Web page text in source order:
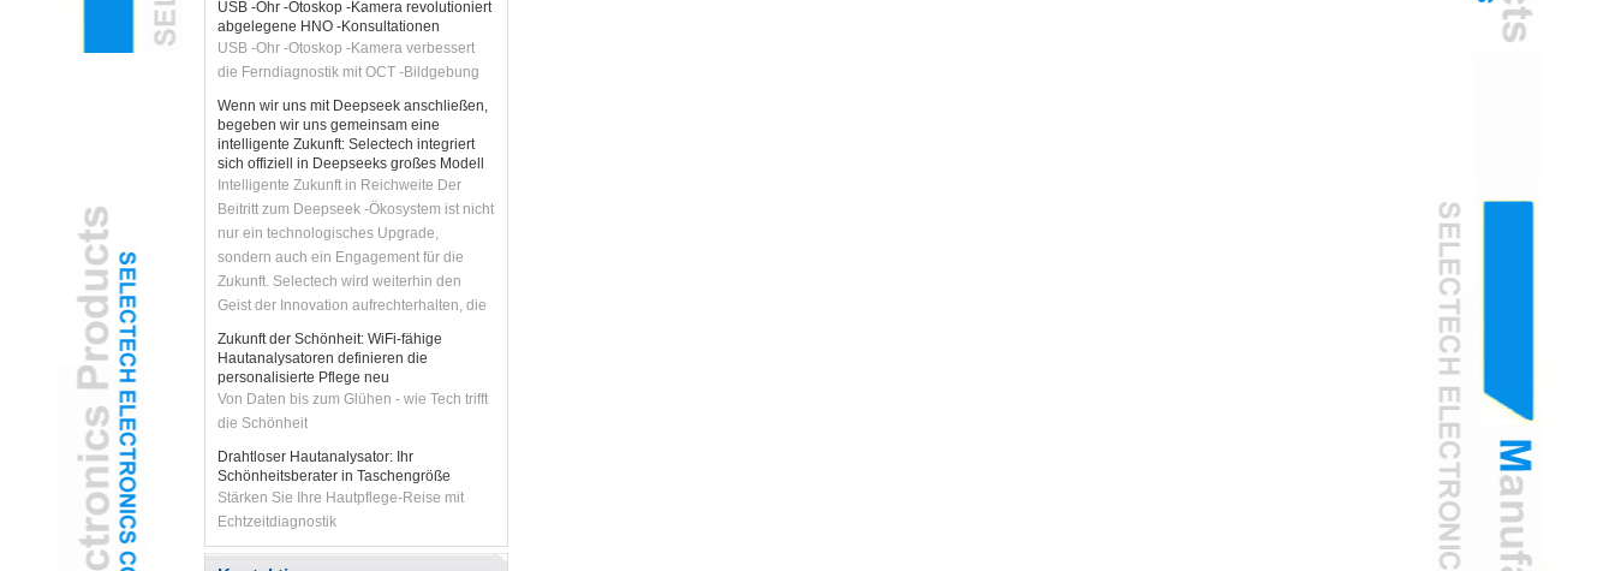
abgelegene HNO -Konsultationen
USB -Ohr -Otoskop -Kamera verbessert
die Ferndiagnostik mit OCT -Bildgebung
begeben wir uns gemeinsam eine
intelligente Zukunft: Selectech integriert
sich offiziell in Deepseeks großes Modell
Intelligente Zukunft in Reichweite Der
Beitritt zum Deepseek -Ökosystem ist nicht
nur ein technologisches Upgrade,
sondern auch ein Engagement für die
Zukunft. Selectech wird weiterhin den
Geist der Innovation aufrechterhalten, die
Geschäftsentwicklung mit KI -Technologie
ermöglichen und Kunden intelligentere
und effizientere Lösungen bringen.
Lassen Sie uns mit Deepseek die
intelligenten Zukunft entfesseln und
gemeinsam unendliche Möglichkeiten
schaffen!
Hautanalysatoren definieren die
personalisierte Pflege neu
Von Daten bis zum Glühen - wie Tech trifft
die Schönheit
Schönheitsberater in Taschengröße
Stärken Sie Ihre Hautpflege-Reise mit
Echtzeitdiagnostik
angetanter WLAN-WLAN